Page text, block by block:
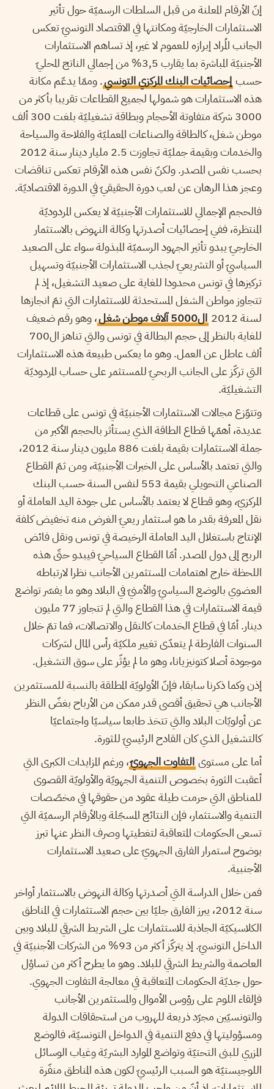
إنّ الأرقام المعلنة من قبل السلطات الرسميّة حول تأثير
الاستثمارات الخارجيّة ومكانتها في الاقتصاد التونسيّ تعكس
الجانب المُراد إبرازه للعموم لا غير، إذ تساهم الاستثمارات
الأجنبيّة المباشرة بما يقارب 3,5% من إجمالي الناتج المحليّ
حسب إحصائيات البنك المركزي التونسي. وممّا يدعّم مكانة
هذه الاستثمارات هو شمولها لجميع القطاعات تقريبا بأكثر من
3000 شركة متفاوتة الأحجام وبطاقة تشغيليّة بلغت 300 ألف
موطن شغل، كالطاقة والصناعات المعمليّة والفلاحة والسياحة
والخدمات وبقيمة جمليّة تجاوزت 2.5 مليار دينار سنة 2012
بحسب نفس المصدر. ولكنّ نفس هذه الأرقام تعكس تناقضات
وعجز هذا الرهان عن لعب دورة الحقيقيّ في الدورة الاقتصاديّة.
فالحجم الإجمالي للاستثمارات الأجنبيّة لا يعكس المردوديّة
المنتظرة، ففي إحصائيات أصدرتها وكالة النهوض بالاستثمار
الخارجيّ يبدو تأثير الجهود الرسميّة المبذولة سواء على الصعيد
السياسيّ أو التشريعيّ لجذب الاستثمارات الأجنبيّة وتسهيل
تركيزها في تونس محدودا للغاية على صعيد التشغيل، إذ لم
تتجاوز مواطن الشغل المستحدثة للاستثمارات التي تمّ انجازها
لسنة 2012
ال5000 آلاف موطن شغل
، وهو رقم ضعيف
للغاية بالنظر إلى حجم البطالة في تونس والتي تناهز ال700
ألف عاطل عن العمل. وهو ما يعكس طبيعة هذه الاستثمارات
التي تركّز على الجانب الربحيّ للمستثمر على حساب المردوديّة
التشغيليّة.
وتتوّزع مجالات الاستثمارات الأجنبيّة في تونس على قطاعات
عديدة، أهمّها قطاع الطاقة الذي يستأثر بالحجم الأكبر من
جملة الاستثمارات بقيمة بلغت 886 مليون دينار سنة 2012،
والتي تعتمد بالأساس على الخبرات الأجنبيّة، ومن ثمّ القطاع
الصناعي التحويلي بقيمة 553 لنفس السنة حسب البنك
المركزيّ، وهو قطاع لا يعتمد بالأساس على جودة اليد العاملة أو
نقل المعرفة بقدر ما هو استثمار ريعيّ الغرض منه تخفيض كلفة
الإنتاج باستغلال اليد العاملة الرخيصة في تونس ونقل فائض
الربح إلى دول المصدر. أمّا القطاع السياحيّ فيبدو حتّى هذه
اللحظة خارج اهتمامات المستثمرين الأجانب نظرا لارتباطه
العضوي بالوضع السياسيّ والأمنيّ في البلاد وهو ما يفسّر تواضع
قيمة الاستثمارات في هذا القطاع والتي لم تتجاوز 77 مليون
دينار. أمّا في قطاع الخدمات كالنقل والاتصالات، فما تمّ خلال
السنوات الفارطة لم يتعدّى تغيير ملكيّة رأس المال لشركات
موجودة أصلا كتونيزيانا، وهو ما لم يؤثّر على سوق التشغيل.
إذن وكما ذكرنا سابقا، فإنّ الأولويّة المطلقة بالنسبة للمستثمرين
الأجانب هي تحقيق أقصى قدر ممكن من الأرباح بغضّ النظر
عن أولويّات البلاد والتي تتخذ طابعا سياسيّا واجتماعيّا
كالتشغيل الذي كان القادح الرئيسيّ للثورة.
أما على مستوى التفاوت الجهويّ، ورغم المزايدات الكبرى التي
أعقبت الثورة بخصوص التنمية الجهويّة والأولويّة القصوى
للمناطق التي حرمت طيلة عقود من حقوقها في مخصّصات
التنمية والاستثمار، فإن النتائج المسجّلة وبالأرقام الرسميّة التي
تسعى الحكومات المتعاقبة لتغطيتها وصرف النظر عنها تبرز
بوضوح استمرار الفارق الجهويّ على صعيد الاستثمارات
الأجنبية.
فمن خلال الدراسة التي أصدرتها وكالة النهوض بالاستثمار أواخر
سنة 2012، يبرز الفارق جليّا بين حجم الاستثمارات في المناطق
الكلاسيكيّة الجاذبة للاستثمارات على الشريط الشرقي للبلاد وبين
الداخل التونسيّ. إذ يتركّز أكثر من 93% من الشركات الأجنبيّة في
العاصمة والشريط الشرقي للبلاد. وهو ما يطرح أكثر من تساؤل
حول جديّة الحكومات المتعاقبة في معالجة التفاوت الجهوي.
فإلقاء اللوم على رؤوس الأموال والمستثمرين الأجانب
والتونسيّين مجرّد ذريعة للهروب من استحقاقات الدولة
ومسؤوليتها في دفع التنمية في الدواخل التونسيّة، فالوضع
المزري للبنى التحتيّة وتواضع الموارد البشريّة وغياب الوسائل
اللوجيستيّة هو السبب الرئيسيّ لكون هذه المناطق منفّرة